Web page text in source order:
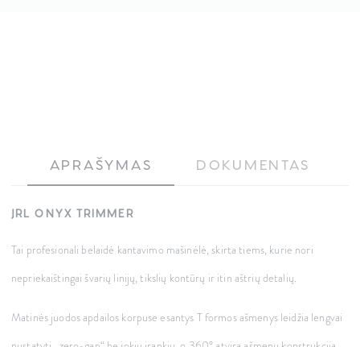
APRAŠYMAS DOKUMENTAS
JRL ONYX TRIMMER
Tai profesionali belaidė kantavimo mašinėlė, skirta tiems, kurie nori
nepriekaištingai švarių linijų, tikslių kontūrų ir itin aštrių detalių.
Matinės juodos apdailos korpuse esantys T formos ašmenys leidžia lengvai